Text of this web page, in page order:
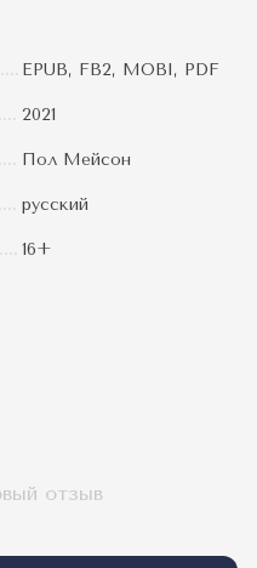
EPUB, FB2, MOBI, PDF
2021
Пол Мейсон
русский
16+
отзыв